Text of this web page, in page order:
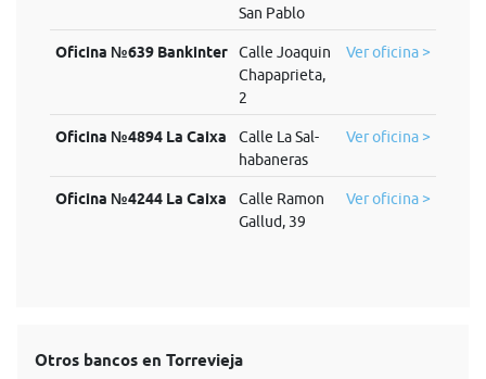
San Pablo
Oficina №639 Bankinter
Calle Joaquin
Chapaprieta,
2
Ver oficina >
Oficina №4894 La Caixa
Calle La Sal-
habaneras
Ver oficina >
Oficina №4244 La Caixa
Calle Ramon
Gallud, 39
Ver oficina >
Otros bancos en Torrevieja